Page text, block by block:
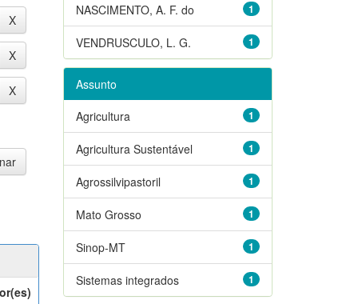
1
NASCIMENTO, A. F. do
1
VENDRUSCULO, L. G.
Assunto
1
Agricultura
1
Agricultura Sustentável
1
Agrossilvipastoril
1
Mato Grosso
1
Sinop-MT
1
Sistemas integrados